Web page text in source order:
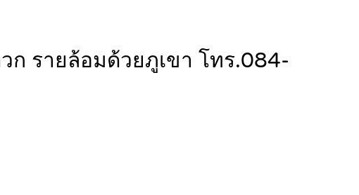
ก รายล้อมด้วยภูเขา โทร.084-